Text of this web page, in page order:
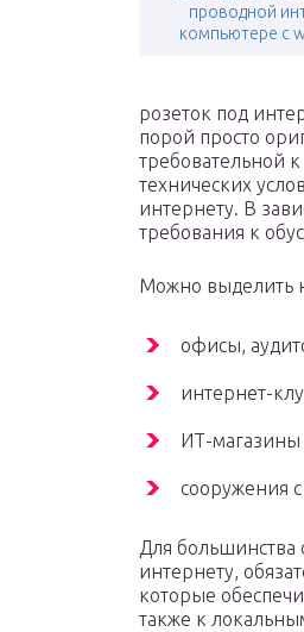
проводной
компьютере с
розеток под
порой просто
требовательной
технических
интернету. В
требования к
Можно выделить
офисы,
интернет-
ИТ-магазины
сооружения
Для большинства
интернету,
которые
также к